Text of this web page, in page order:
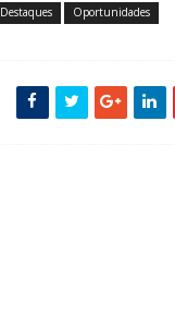
Destaques Oportunidades